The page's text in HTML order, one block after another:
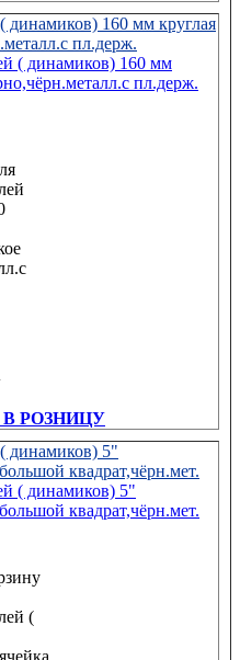
динамиков) 160 мм круглая
пл.держ.
РОЗНИЦУ
динамиков) 5"
квадрат,чёрн.мет.